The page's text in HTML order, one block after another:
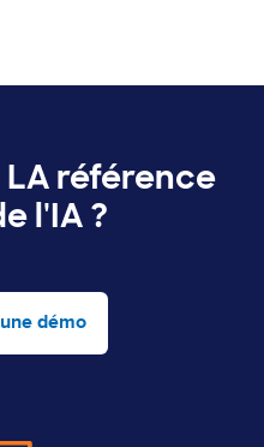
référence
l'IA ?
démo